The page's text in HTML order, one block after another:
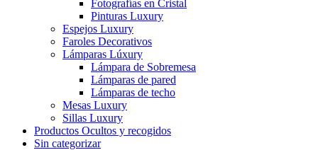
Fotografías en Cristal
Pinturas Luxury
Espejos Luxury
Faroles Decorativos
Lámparas Lúxury
Lámpara de Sobremesa
Lámparas de pared
Lámparas de techo
Mesas Luxury
Sillas Luxury
Productos Ocultos y recogidos
Sin categorizar